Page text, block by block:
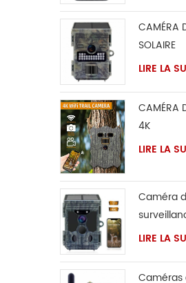
CAMÉRA
SOLAIRE
LIRE LA
CAMÉRA
4K
LIRE LA
Caméra
panneau
LIRE LA
Caméras